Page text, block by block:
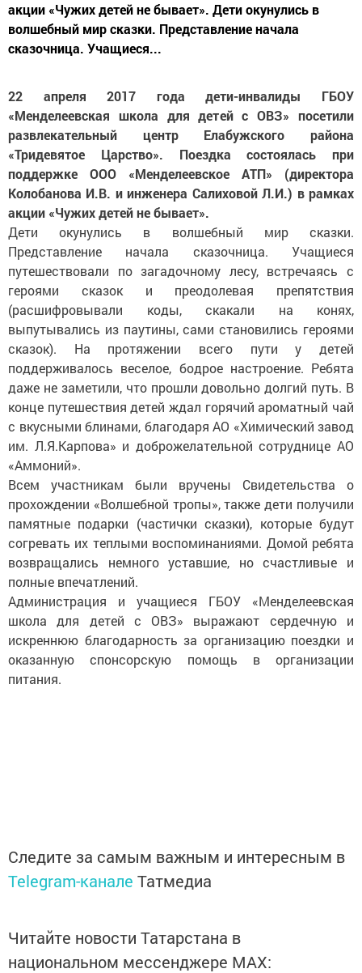
акции «Чужих детей не бывает». Дети окунулись в
волшебный мир сказки. Представление начала
сказочница. Учащиеся...
22 апреля 2017 года дети-инвалиды ГБОУ
«Менделеевская школа для детей с ОВЗ» посетили
развлекательный центр Елабужского района
«Тридевятое Царство». Поездка состоялась при
поддержке ООО «Менделеевское АТП» (директора
Колобанова И.В. и инженера Салиховой Л.И.) в рамках
акции «Чужих детей не бывает».
Дети окунулись в волшебный мир сказки.
Представление начала сказочница. Учащиеся
путешествовали по загадочному лесу, встречаясь с
героями сказок и преодолевая препятствия
(расшифровывали коды, скакали на конях,
выпутывались из паутины, сами становились героями
сказок). На протяжении всего пути у детей
поддерживалось веселое, бодрое настроение. Ребята
даже не заметили, что прошли довольно долгий путь. В
конце путешествия детей ждал горячий ароматный чай
с вкусными блинами, благодаря АО «Химический завод
им. Л.Я.Карпова» и доброжелательной сотруднице АО
«Аммоний».
Всем участникам были вручены Свидетельства о
прохождении «Волшебной тропы», также дети получили
памятные подарки (частички сказки), которые будут
согревать их теплыми воспоминаниями. Домой ребята
возвращались немного уставшие, но счастливые и
полные впечатлений.
Администрация и учащиеся ГБОУ «Менделеевская
школа для детей с ОВЗ» выражают сердечную и
искреннюю благодарность за организацию поездки и
оказанную спонсорскую помощь в организации
питания.
Следите за самым важным и интересным в
Telegram-канале Татмедиа
Читайте новости Татарстана в
национальном мессенджере MАХ: